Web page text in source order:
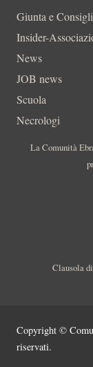
Giunta e
Insider-
News
JOB news
Scuola
Necrologi
La Comunità
Clausola
Copyright ©
riservati.